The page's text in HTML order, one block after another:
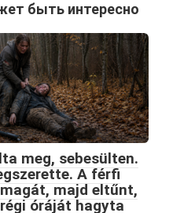
быть интересно
meg, sebesülten.
A férfi
majd eltűnt,
óráját hagyta